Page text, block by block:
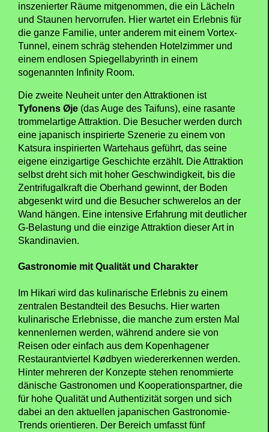
inszenierter Räume mitgenommen, die ein Lächeln
und Staunen hervorrufen. Hier wartet ein Erlebnis für
die ganze Familie, unter anderem mit einem Vortex-
Tunnel, einem schräg stehenden Hotelzimmer und
einem endlosen Spiegellabyrinth in einem
sogenannten Infinity Room.
Die zweite Neuheit unter den Attraktionen ist
Tyfonens Øje (das Auge des Taifuns), eine rasante
trommelartige Attraktion. Die Besucher werden durch
eine japanisch inspirierte Szenerie zu einem von
Katsura inspirierten Wartehaus geführt, das seine
eigene einzigartige Geschichte erzählt. Die Attraktion
selbst dreht sich mit hoher Geschwindigkeit, bis die
Zentrifugalkraft die Oberhand gewinnt, der Boden
abgesenkt wird und die Besucher schwerelos an der
Wand hängen. Eine intensive Erfahrung mit deutlicher
G-Belastung und die einzige Attraktion dieser Art in
Skandinavien.
Gastronomie mit Qualität und Charakter
Im Hikari wird das kulinarische Erlebnis zu einem
zentralen Bestandteil des Besuchs. Hier warten
kulinarische Erlebnisse, die manche zum ersten Mal
kennenlernen werden, während andere sie von
Reisen oder einfach aus dem Kopenhagener
Restaurantviertel Kødbyen wiedererkennen werden.
Hinter mehreren der Konzepte stehen renommierte
dänische Gastronomen und Kooperationspartner, die
für hohe Qualität und Authentizität sorgen und sich
dabei an den aktuellen japanischen Gastronomie-
Trends orientieren. Der Bereich umfasst fünf